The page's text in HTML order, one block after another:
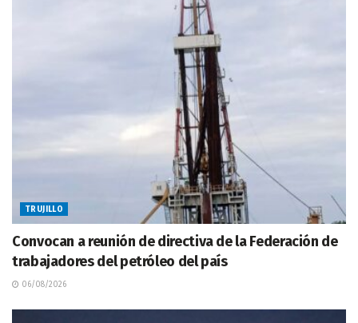
TRUJILLO
Convocan a reunión de directiva de la Federación de
trabajadores del petróleo del país
06/08/2026